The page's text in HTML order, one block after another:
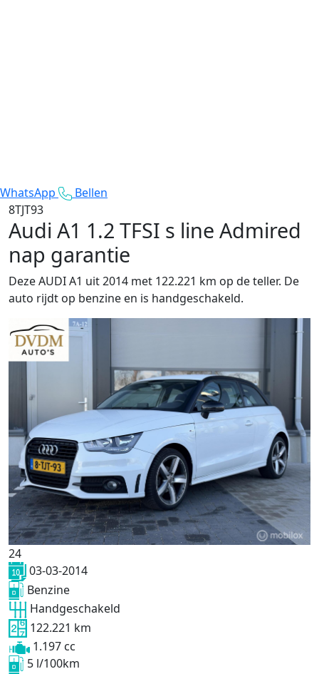
WhatsApp
Bellen
8TJT93
Audi A1 1.2 TFSI s line Admired
nap garantie
Deze AUDI A1 uit 2014 met 122.221 km op de teller. De
auto rijdt op benzine en is handgeschakeld.
24
03-03-2014
Benzine
Handgeschakeld
122.221 km
1.197 cc
5 l/100km